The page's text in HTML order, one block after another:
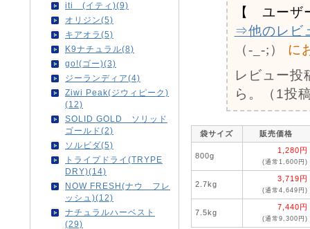
iti (イティ)(9)
オリジン(5)
キアオラ(5)
K9ナチュラル(8)
go!(ゴー)(3)
ジーランディア(4)
Ziwi Peak(ジウィピーク)
(12)
SOLID GOLD ソリッド
ゴールド(2)
ソルビダ(5)
トライプドライ(TRYPE
DRY)(14)
NOW FRESH(ナウ フレ
ッシュ)(12)
ナチュラルハーベスト
(29)
【 ユーザ
⇒他のレビ
（-_-;）
に
レビュー投
ら。（1投
袋サイズ 販売価格
800g
1,280円
(通常1,600円)
2.7kg
3,719円
(通常4,649円)
7.5kg
7,440円
(通常9,300円)